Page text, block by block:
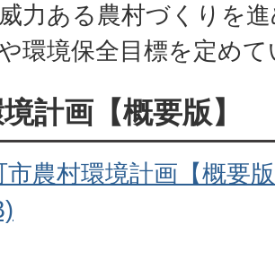
力ある農村づくりを
環境保全目標を定め
計画【概要版】
市農村環境計画【概要